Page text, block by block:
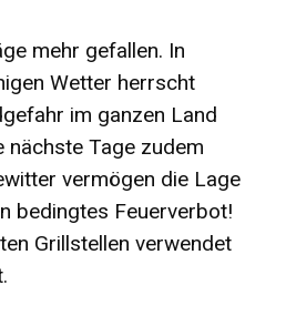
mehr gefallen. In
Wetter herrscht
im ganzen Land
Tage zudem
vermögen die Lage
bedingtes Feuerverbot!
Grillstellen verwendet